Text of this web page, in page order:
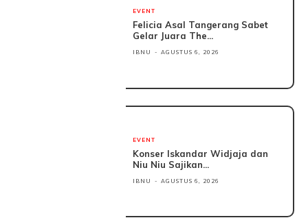
EVENT
Felicia Asal Tangerang Sabet
Gelar Juara The...
IBNU - AGUSTUS 6, 2026
EVENT
Konser Iskandar Widjaja dan
Niu Niu Sajikan...
IBNU - AGUSTUS 6, 2026